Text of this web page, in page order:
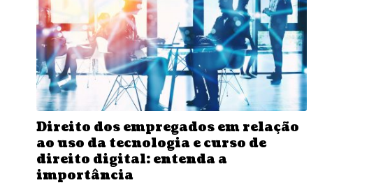
Direito dos empregados em relação
ao uso da tecnologia e curso de
direito digital: entenda a
importância